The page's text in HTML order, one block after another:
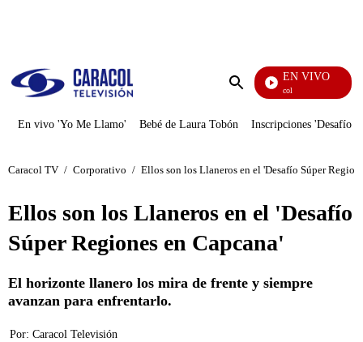
Enviar
EN VIVO
Noticias Caracol
En vivo 'Yo Me Llamo' Bebé de Laura Tobón Inscripciones 'Desafío'
Caracol TV / Corporativo / Ellos son los Llaneros en el 'Desafío Súper
Ellos son los Llaneros en el 'Desafío
Súper Regiones en Capcana'
El horizonte llanero los mira de frente y siempre
avanzan para enfrentarlo.
Por: Caracol Televisión